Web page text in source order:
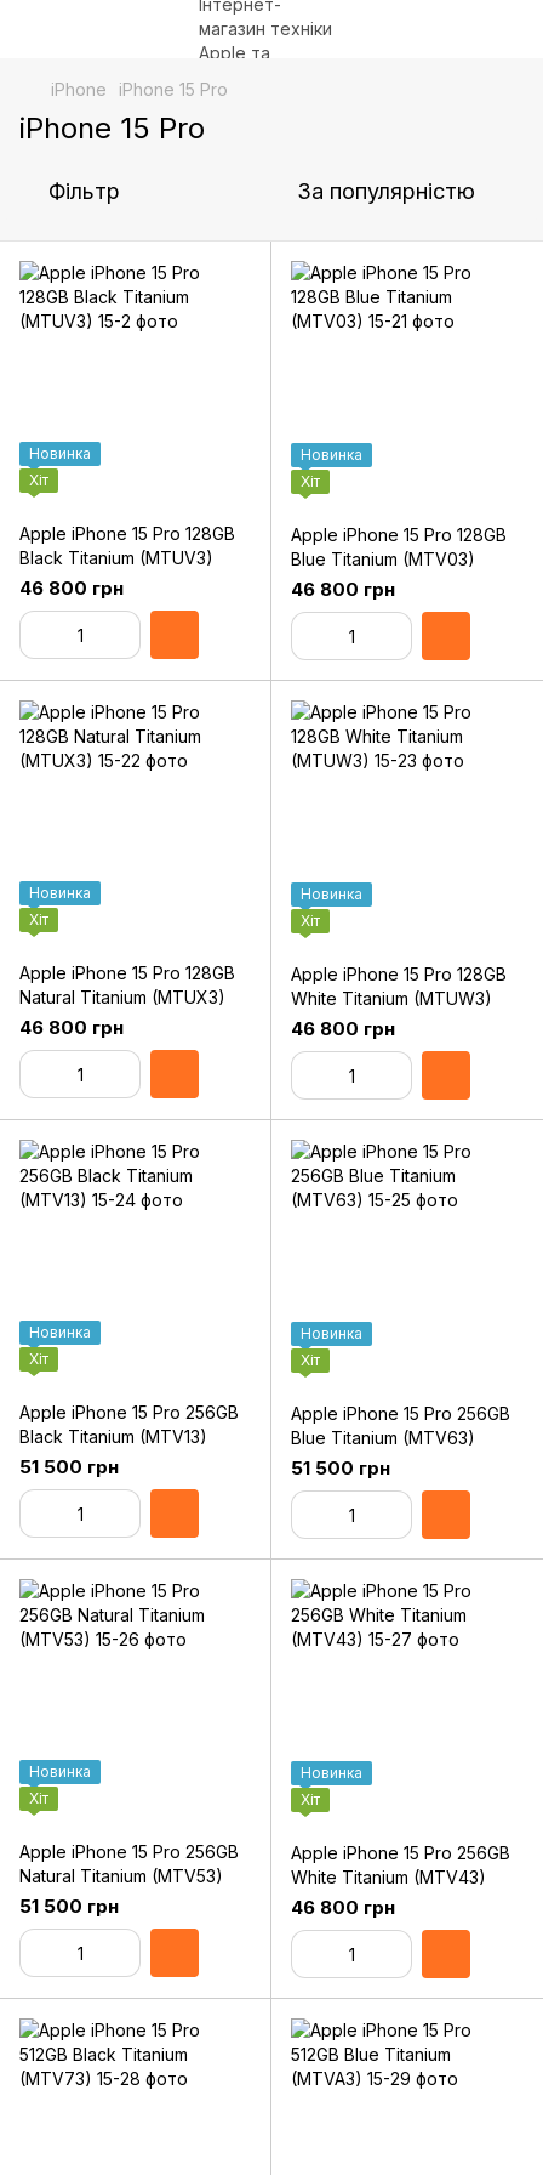
iPhone iPhone 15 Pro
iPhone 15 Pro
Фільтр За популярністю
Новинка
Хіт
Apple iPhone 15 Pro 128GB
Black Titanium (MTUV3)
46 800 грн
Новинка
Хіт
Apple iPhone 15 Pro 128GB
Blue Titanium (MTV03)
46 800 грн
Новинка
Хіт
Apple iPhone 15 Pro 128GB
Natural Titanium (MTUX3)
46 800 грн
Новинка
Хіт
Apple iPhone 15 Pro 128GB
White Titanium (MTUW3)
46 800 грн
Новинка
Хіт
Apple iPhone 15 Pro 256GB
Black Titanium (MTV13)
51 500 грн
Новинка
Хіт
Apple iPhone 15 Pro 256GB
Blue Titanium (MTV63)
51 500 грн
Новинка
Хіт
Apple iPhone 15 Pro 256GB
Natural Titanium (MTV53)
51 500 грн
Новинка
Хіт
Apple iPhone 15 Pro 256GB
White Titanium (MTV43)
46 800 грн